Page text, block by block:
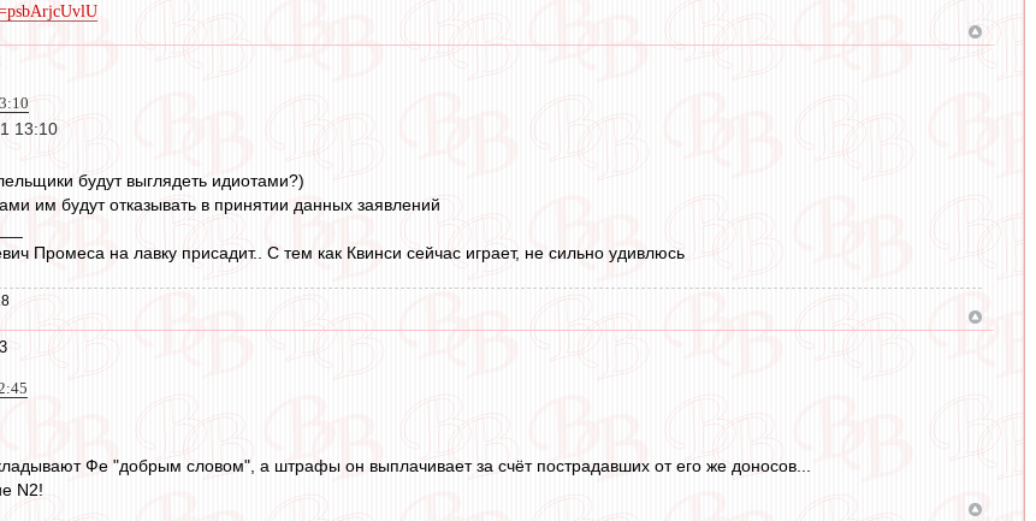
13:10
будут выглядеть идиотами?)
им будут отказывать в принятии данных заявлений
Промеса на лавку присадит.. С тем как Квинси сейчас играет, не сильно удивлюсь
Фе "добрым словом", а штрафы он выплачивает за счёт пострадавших от его же доносов...
N2!